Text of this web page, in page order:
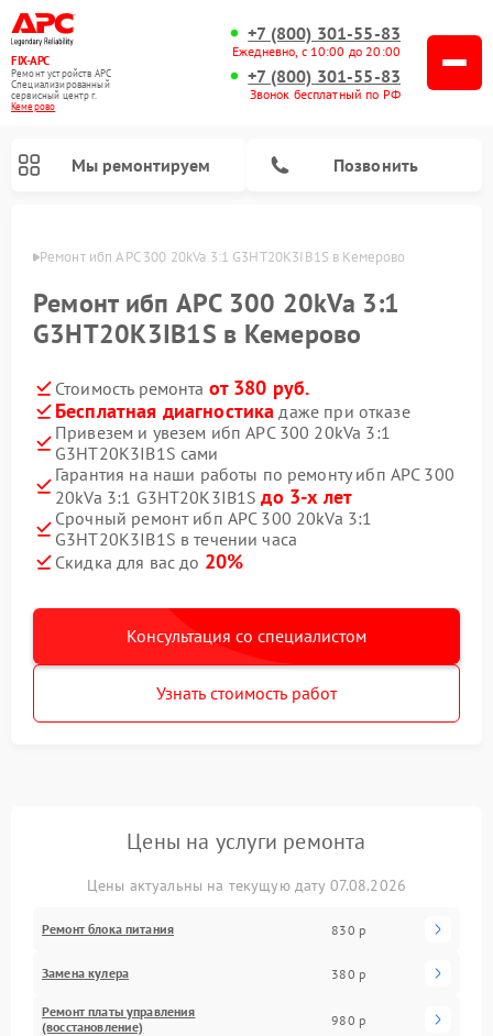
FIX-APC
Ремонт устройств APC
Специализированный
cервисный центр г.
Кемерово
+7 (800) 301-55-83
Ежедневно, с 10:00 до 20:00
+7 (800) 301-55-83
Звонок бесплатный по РФ
Мы ремонтируем Позвонить
Ремонт ибп APC 300 20kVa 3:1 G3HT20K3IB1S в Кемерово
Ремонт ибп APC 300 20kVa 3:1
G3HT20K3IB1S в Кемерово
Стоимость ремонта от 380 руб.
Бесплатная диагностика даже при отказе
Привезем и увезем ибп APC 300 20kVa 3:1
G3HT20K3IB1S сами
Гарантия на наши работы по ремонту ибп APC 300
20kVa 3:1 G3HT20K3IB1Sдо 3-х лет
Срочный ремонт ибп APC 300 20kVa 3:1
G3HT20K3IB1S в течении часа
Скидка для вас до 20%
Консультация со специалистом
Узнать стоимость работ
Цены на услуги ремонта
Цены актуальны на текущую дату 07.08.2026
Ремонт блока питания 830 р
Замена кулера 380 р
Ремонт платы управления
(восстановление)
980 р